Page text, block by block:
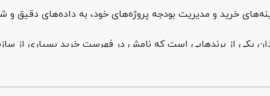
خرید و مدیریت بودجه پروژه‌های خود، به داده‌های دقیق
یکی از برندهایی است که نامش در فهرست خرید بسیاری از
از نظر استحکام کششی و تلرانس وزنی در رده محصولات